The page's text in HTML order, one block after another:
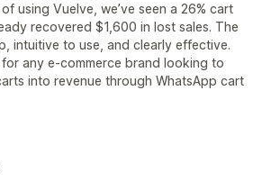
using Vuelve, we’ve seen a 26% cart
recovered $1,600 in lost sales. The
intuitive to use, and clearly effective.
any e-commerce brand looking to
into revenue through WhatsApp cart